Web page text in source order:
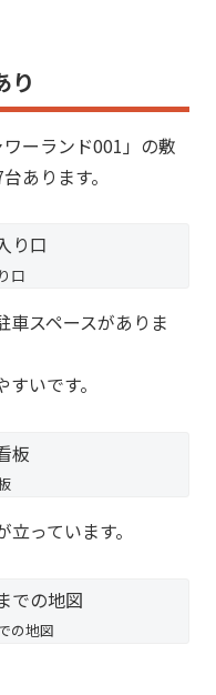
り
ーランド001」の敷
あります。
口
車スペースがありま
いです。
っています。
の地図